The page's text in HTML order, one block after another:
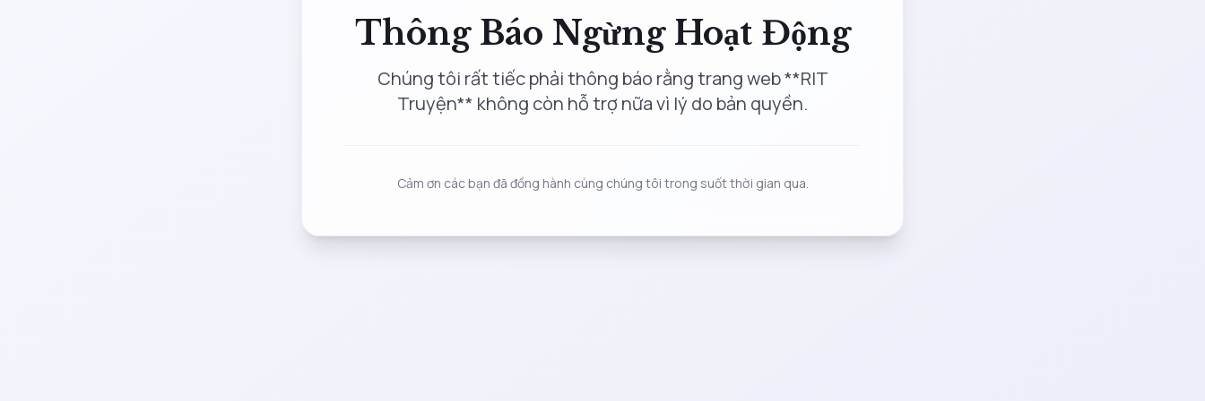
Thông Báo Ngừng Hoạt Động
Chúng tôi rất tiếc phải thông báo rằng trang web **RIT
Truyện** không còn hỗ trợ nữa vì lý do bản quyền.
Cảm ơn các bạn đã đồng hành cùng chúng tôi trong suốt thời gian qua.